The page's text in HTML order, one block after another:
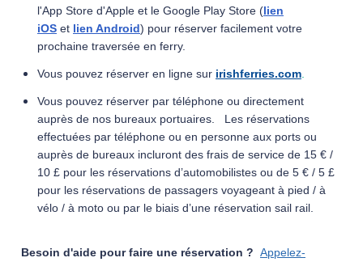
l'App Store d'Apple et le Google Play Store (lien
iOS et lien Android) pour réserver facilement votre
prochaine traversée en ferry.
Vous pouvez réserver en ligne sur irishferries.com
Vous pouvez réserver par téléphone ou directement
auprès de nos bureaux portuaires. Les réservations
effectuées par téléphone ou en personne aux ports ou
auprès de bureaux incluront des frais de service de 15 € /
10 £ pour les réservations d’automobilistes ou de 5 € / 5 £
pour les réservations de passagers voyageant à pied / à
vélo / à moto ou par le biais d’une réservation sail rail.
Besoin d'aide pour faire une réservation ? Appelez-